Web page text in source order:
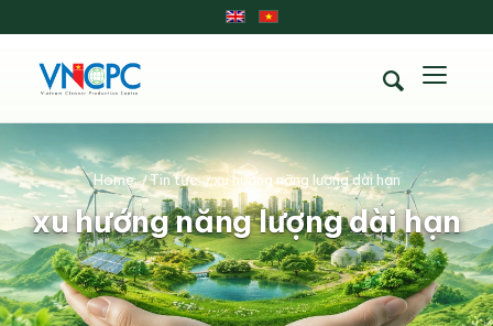
xu hướng năng lượng dài hạn
Home /Tin tức /xu hướng năng lượng dài hạn